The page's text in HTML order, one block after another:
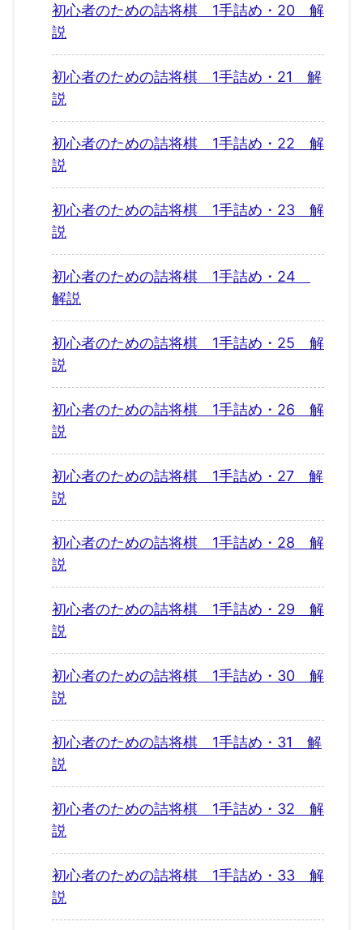
初心者のための詰将棋 1手詰め・20 解
説
初心者のための詰将棋 1手詰め・21 解
説
初心者のための詰将棋 1手詰め・22 解
説
初心者のための詰将棋 1手詰め・23 解
説
初心者のための詰将棋 1手詰め・24
解説
初心者のための詰将棋 1手詰め・25 解
説
初心者のための詰将棋 1手詰め・26 解
説
初心者のための詰将棋 1手詰め・27 解
説
初心者のための詰将棋 1手詰め・28 解
説
初心者のための詰将棋 1手詰め・29 解
説
初心者のための詰将棋 1手詰め・30 解
説
初心者のための詰将棋 1手詰め・31 解
説
初心者のための詰将棋 1手詰め・32 解
説
初心者のための詰将棋 1手詰め・33 解
説